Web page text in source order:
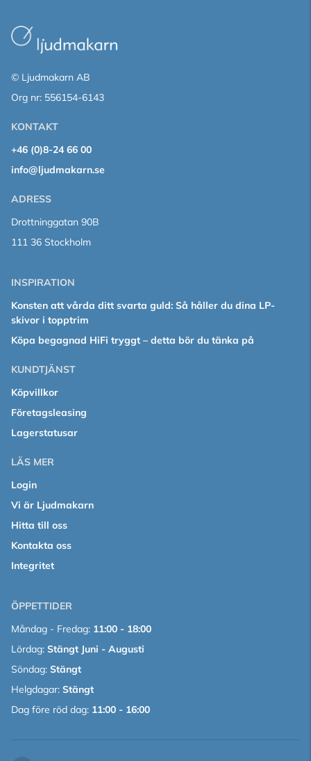
© Ljudmakarn AB
Org nr: 556154-6143
KONTAKT
+46 (0)8-24 66 00
info@ljudmakarn.se
ADRESS
Drottninggatan 90B
111 36 Stockholm
INSPIRATION
Konsten att vårda ditt svarta guld: Så håller du dina LP-
skivor i topptrim
Köpa begagnad HiFi tryggt – detta bör du tänka på
KUNDTJÄNST
Köpvillkor
Företagsleasing
Lagerstatusar
LÄS MER
Login
Vi är Ljudmakarn
Hitta till oss
Kontakta oss
Integritet
ÖPPETTIDER
Måndag - Fredag: 11:00 - 18:00
Lördag: Stängt Juni - Augusti
Söndag: Stängt
Helgdagar: Stängt
Dag före röd dag: 11:00 - 16:00